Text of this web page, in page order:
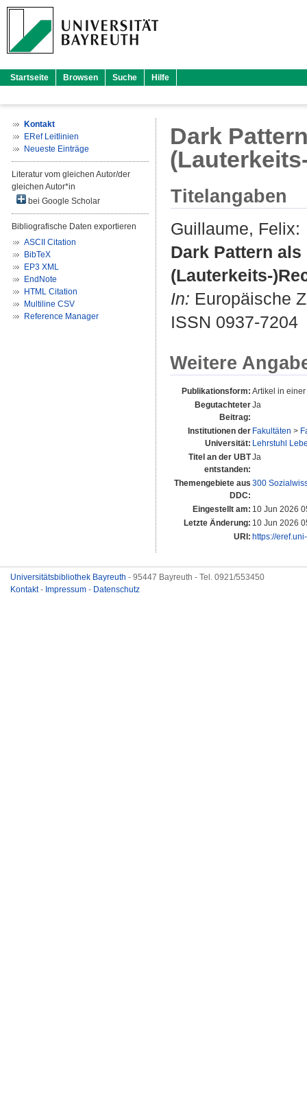
Startseite Browsen Suche Hilfe
Kontakt
ERef Leitlinien
Neueste Einträge
Literatur vom gleichen Autor/der
gleichen Autor*in
bei Google Scholar
Bibliografische Daten exportieren
ASCII Citation
BibTeX
EP3 XML
EndNote
HTML Citation
Multiline CSV
Reference Manager
Dark
Titelangaben
Guillaume, Felix:
Dark Pattern
(Lauterkeits-
In: Europäische
ISSN 0937-7204
Weitere
Publikationsform: Artikel in
Begutachteter
Beitrag:
Ja
Institutionen der
Universität:
Fakultäten >
Lehrstuhl
Titel an der UBT
entstanden:
Ja
Themengebiete aus
DDC:
300
Eingestellt am: 10 Jun 2026
Letzte Änderung: 10 Jun 2026
URI: https://
Universitätsbibliothek Bayreuth - 95447 Bayreuth - Tel. 0921/553450
Kontakt- Impressum - Datenschutz